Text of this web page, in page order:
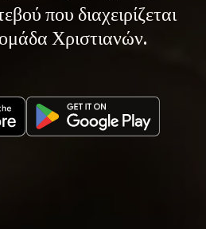
που διαχειρίζεται
Χριστιανών.